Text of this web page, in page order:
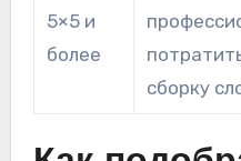
5×5 и
более
сборку